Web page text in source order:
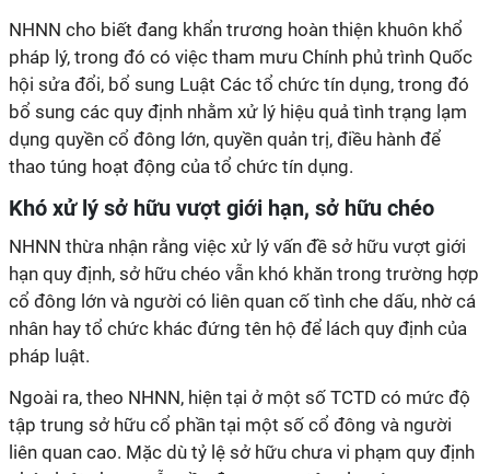
NHNN cho biết đang khẩn trương hoàn thiện khuôn khổ
pháp lý, trong đó có việc tham mưu Chính phủ trình Quốc
hội sửa đổi, bổ sung Luật Các tổ chức tín dụng, trong đó
bổ sung các quy định nhằm xử lý hiệu quả tình trạng lạm
dụng quyền cổ đông lớn, quyền quản trị, điều hành để
thao túng hoạt động của tổ chức tín dụng.
Khó xử lý sở hữu vượt giới hạn, sở hữu chéo
NHNN thừa nhận rằng việc xử lý vấn đề sở hữu vượt giới
hạn quy định, sở hữu chéo vẫn khó khăn trong trường hợp
cổ đông lớn và người có liên quan cố tình che dấu, nhờ cá
nhân hay tổ chức khác đứng tên hộ để lách quy định của
pháp luật.
Ngoài ra, theo NHNN, hiện tại ở một số TCTD có mức độ
tập trung sở hữu cổ phần tại một số cổ đông và người
liên quan cao. Mặc dù tỷ lệ sở hữu chưa vi phạm quy định